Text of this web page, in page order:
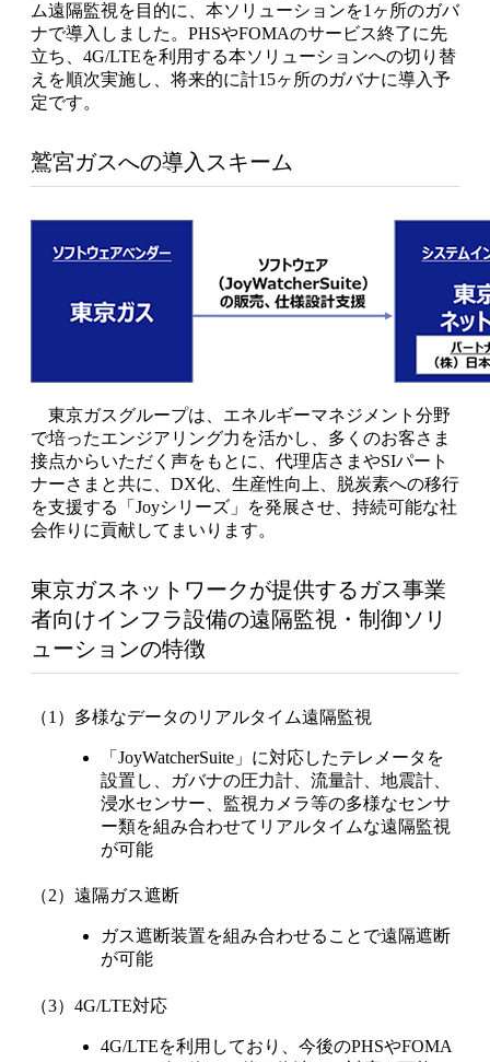
ム遠隔監視を目的に、本ソリューションを1ヶ所のガバ
ナで導入しました。PHSやFOMAのサービス終了に先
立ち、4G/LTEを利用する本ソリューションへの切り替
えを順次実施し、将来的に計15ヶ所のガバナに導入予
定です。
鷲宮ガスへの導入スキーム
東京ガスグループは、エネルギーマネジメント分野
で培ったエンジアリング力を活かし、多くのお客さま
接点からいただく声をもとに、代理店さまやSIパート
ナーさまと共に、DX化、生産性向上、脱炭素への移行
を支援する「Joyシリーズ」を発展させ、持続可能な社
会作りに貢献してまいります。
東京ガスネットワークが提供するガス事業
者向けインフラ設備の遠隔監視・制御ソリ
ューションの特徴
（1）多様なデータのリアルタイム遠隔監視
「JoyWatcherSuite」に対応したテレメータを
設置し、ガバナの圧力計、流量計、地震計、
浸水センサー、監視カメラ等の多様なセンサ
ー類を組み合わせてリアルタイムな遠隔監視
が可能
（2）遠隔ガス遮断
ガス遮断装置を組み合わせることで遠隔遮断
が可能
（3）4G/LTE対応
4G/LTEを利用しており、今後のPHSやFOMA